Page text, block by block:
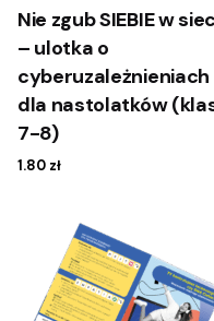
Nie zgub SIEBIE w
– ulotka o
cyberuzależnieniach
dla nastolatków
7-8)
1.80 zł